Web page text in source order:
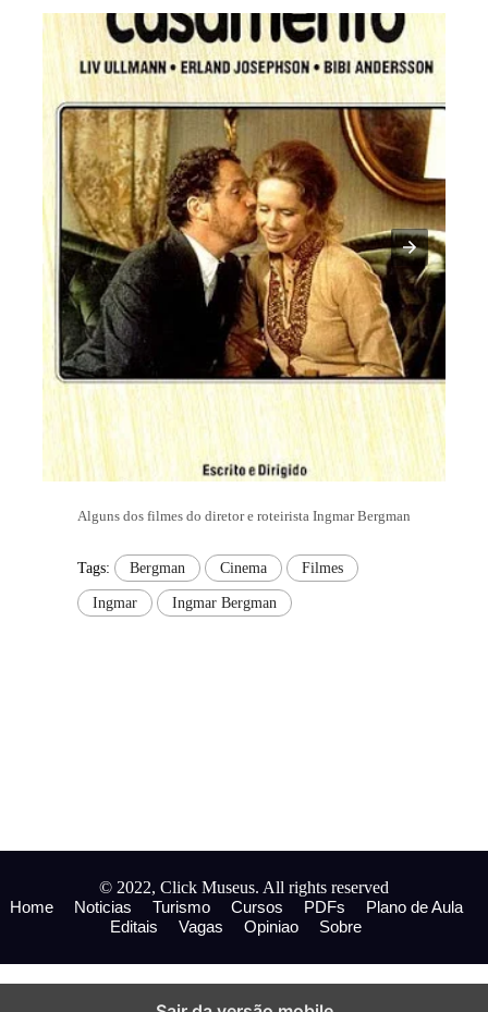
Alguns dos filmes do diretor e roteirista Ingmar Bergman
Tags: Bergman Cinema Filmes
Ingmar Ingmar Bergman
© 2022, Click Museus. All rights reserved
Home
Noticias Turismo Cursos PDFs
Plano de Aula
Editais
Vagas Opiniao Sobre